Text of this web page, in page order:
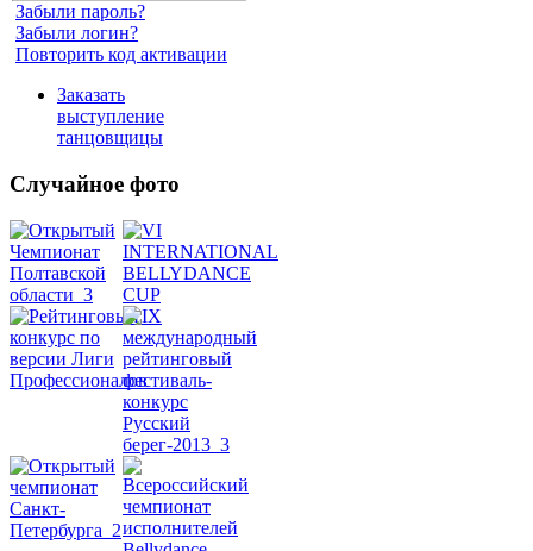
Забыли пароль?
Забыли логин?
Повторить код активации
Заказать
выступление
танцовщицы
Случайное фото
Танец
видео